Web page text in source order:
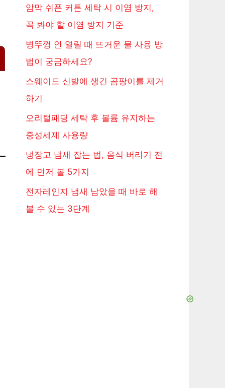
암막 쉬폰 커튼 세탁 시 이염 방지,
꼭 봐야 할 이염 방지 기준
병뚜껑 안 열릴 때 뜨거운 물 사용 방
법이 궁금하세요?
스웨이드 신발에 생긴 곰팡이를 제거
하기
오리털패딩 세탁 후 볼륨 유지하는
중성세제 사용량
냉장고 냄새 잡는 법, 음식 버리기 전
에 먼저 볼 5가지
전자레인지 냄새 남았을 때 바로 해
볼 수 있는 3단계